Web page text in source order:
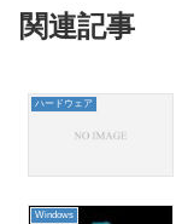
関連記事
ハードウェア
Windows